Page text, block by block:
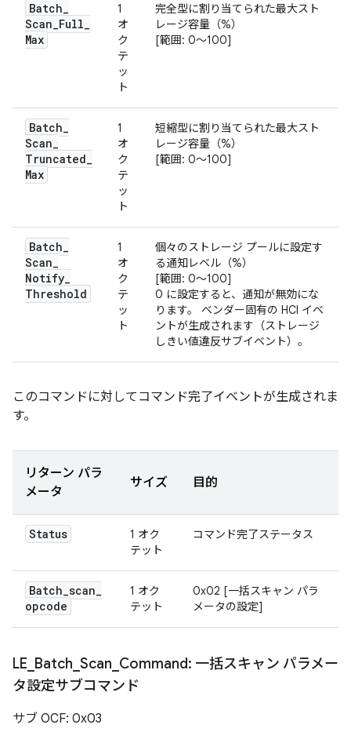
Batch_
Scan_Full_
Max
1
オ
ク
テ
ッ
ト
完全型に割り当てられた最大スト
レージ容量（%）
[範囲: 0～100]
Batch_
Scan_
Truncated_
Max
1
オ
ク
テ
ッ
ト
短縮型に割り当てられた最大スト
レージ容量（%）
[範囲: 0～100]
Batch_
Scan_
Notify_
Threshold
1
オ
ク
テ
ッ
ト
個々のストレージ プールに設定す
る通知レベル（%）
[範囲: 0～100]
0 に設定すると、通知が無効にな
ります。 ベンダー固有の HCI イベ
ントが生成されます（ストレージ
しきい値違反サブイベント）。
このコマンドに対してコマンド完了イベントが生成されま
す。
リターン パラ
メータ
サイズ 目的
Status
1 オク
テット
コマンド完了ステータス
Batch_scan_
opcode
1 オク
テット
0x02 [一括スキャン パラ
メータの設定]
LE Batch Scan Command: 一括スキャン パラメー
タ設定サブコマンド
サブ OCF: 0x03